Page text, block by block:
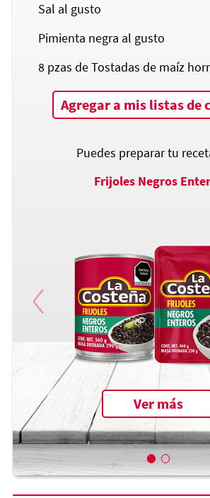
Sal al gusto
Pimienta negra al gusto
8 pzas de Tostadas de maíz
Agregar a mis listas de
Puedes preparar tu
Frijoles Negros
Ver más